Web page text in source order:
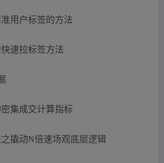
用户标签的方法
速拉标签方法
集成交计算指标
撬动N倍速场观底层逻辑